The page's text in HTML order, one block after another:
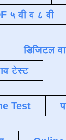
५ वी व ८ वी
डिजिटल
टेस्ट
Test